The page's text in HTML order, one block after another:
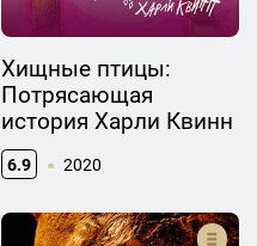
Хищные птицы:
Потрясающая
история Харли Квинн
6.9 2020